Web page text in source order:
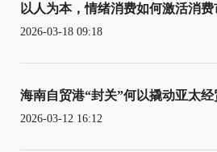
以人为本，情绪消费如何激活消费
2026-03-18 09:18
海南自贸港“封关”何以撬动亚太经
2026-03-12 16:12